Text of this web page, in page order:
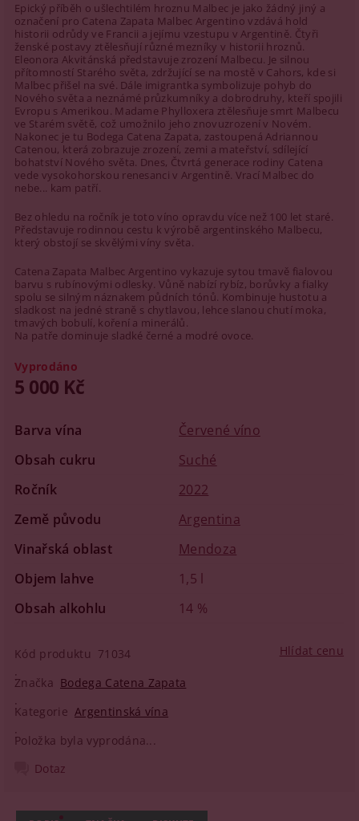
Epický příběh o ušlechtilém hroznu Malbec je jako žádný jiný a
označení pro Catena Zapata Malbec Argentino vzdává hold
historii odrůdy ve Francii a jejímu vzestupu v Argentině. Čtyři
ženské postavy ztělesňují různé mezníky v historii hroznů.
Eleonora Akvitánská představuje zrození Malbecu. Je silnou
přítomností Starého světa, zdržující se na mostě v Cahors, kde si
Malbec přišel na své. Dále imigrantka symbolizuje pohyb do
Nového světa a neznámé průzkumníky a dobrodruhy, kteří spojili
Evropu s Amerikou. Madame Phylloxera ztělesňuje smrt Malbecu
ve Starém světě, což umožnilo jeho znovuzrození v Novém.
Nakonec je tu Bodega Catena Zapata, zastoupená Adriannou
Catenou, která zobrazuje zrození, zemi a mateřství, sdílející
bohatství Nového světa. Dnes, Čtvrtá generace rodiny Catena
vede vysokohorskou renesanci v Argentině. Vrací Malbec do
nebe... kam patří.
Bez ohledu na ročník je toto víno opravdu více než 100 let staré.
Představuje rodinnou cestu k výrobě argentinského Malbecu,
který obstojí se skvělými víny světa.
Catena Zapata Malbec Argentino vykazuje sytou tmavě fialovou
barvu s rubínovými odlesky. Vůně nabízí rybíz, borůvky a fialky
spolu se silným náznakem půdních tónů. Kombinuje hustotu a
sladkost na jedné straně s chytlavou, lehce slanou chutí moka,
tmavých bobulí, koření a minerálů.
Na patře dominuje sladké černé a modré ovoce.
Vyprodáno
5 000 Kč
Barva vína
Červené víno
Obsah cukru
Suché
Ročník
2022
Země původu
Argentina
Vinařská oblast
Mendoza
Objem lahve
1,5 l
Obsah alkohlu
14 %
Kód produktu 71034
Značka Bodega Catena Zapata
Kategorie Argentinská vína
Položka byla vyprodána...
Hlídat cenu
Dotaz